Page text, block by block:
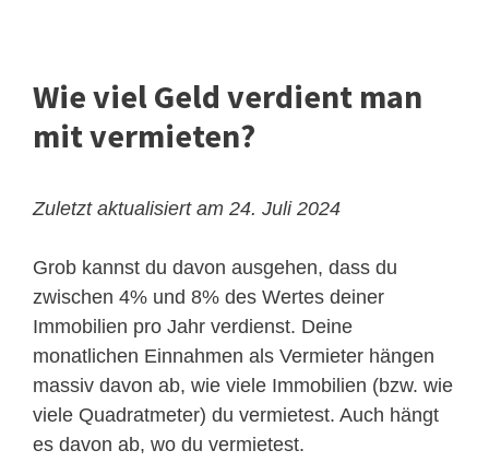
Wie viel Geld verdient man
mit vermieten?
Zuletzt aktualisiert am 24. Juli 2024
Grob kannst du davon ausgehen, dass du
zwischen 4% und 8% des Wertes deiner
Immobilien pro Jahr verdienst. Deine
monatlichen Einnahmen als Vermieter hängen
massiv davon ab, wie viele Immobilien (bzw. wie
viele Quadratmeter) du vermietest. Auch hängt
es davon ab, wo du vermietest.